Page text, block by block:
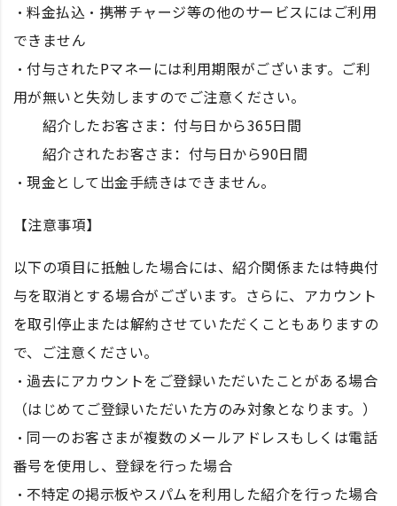
・料金払込・携帯チャージ等の他のサービスにはご利用
できません
・付与されたPマネーには利用期限がございます。ご利
用が無いと失効しますのでご注意ください。
紹介したお客さま：付与日から365日間
紹介されたお客さま：付与日から90日間
・現金として出金手続きはできません。
【注意事項】
以下の項目に抵触した場合には、紹介関係または特典付
与を取消とする場合がございます。さらに、アカウント
を取引停止または解約させていただくこともありますの
で、ご注意ください。
・過去にアカウントをご登録いただいたことがある場合
（はじめてご登録いただいた方のみ対象となります。）
・同一のお客さまが複数のメールアドレスもしくは電話
番号を使用し、登録を行った場合
・不特定の掲示板やスパムを利用した紹介を行った場合